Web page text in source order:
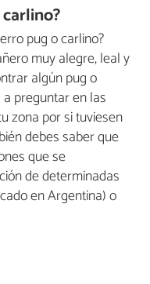
pug o carlino?
muy alegre, leal y
algún pug o
preguntar en las
zona por si tuviesen
debes saber que
que se
de determinadas
en Argentina) o